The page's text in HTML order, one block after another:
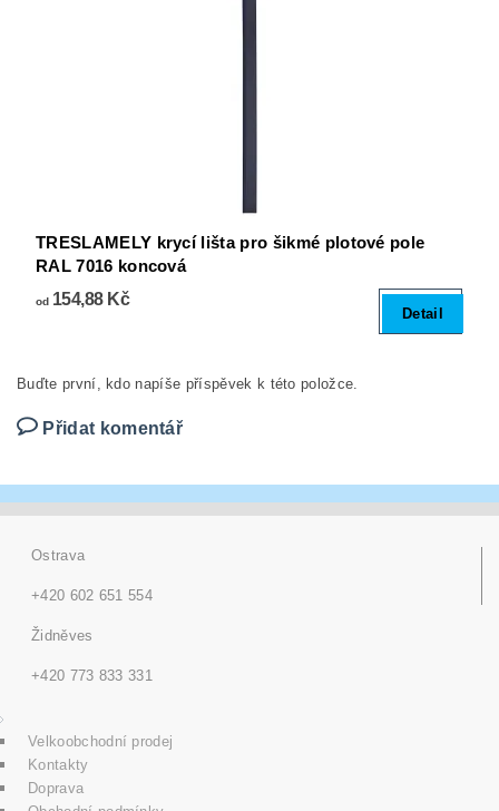
TRESLAMELY krycí lišta pro šikmé plotové pole
RAL 7016 koncová
od154,88 Kč
Detail
Buďte první, kdo napíše příspěvek k této položce.
Přidat komentář
Ostrava
+420 602 651 554
Židněves
+420 773 833 331
Velkoobchodní prodej
Kontakty
Doprava